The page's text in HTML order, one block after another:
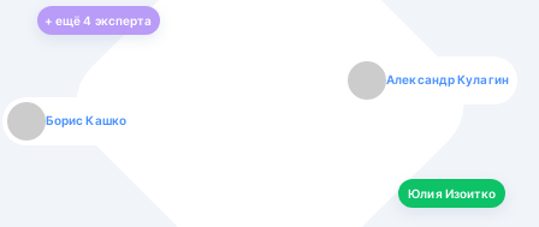
+ ещё4 эксперта
Борис Кашко
Александр Кулагин
Юлия Изоитко
Юлия Изоитко
Даниил Макаров
Александр Кулагин
Екатерина Лазаренко
Даниил Макаров
Борис Кашко
Екатерина Лазаренко
Юлия Изоитко